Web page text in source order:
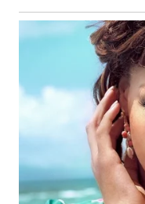
JOGJA
WN
KALBAR